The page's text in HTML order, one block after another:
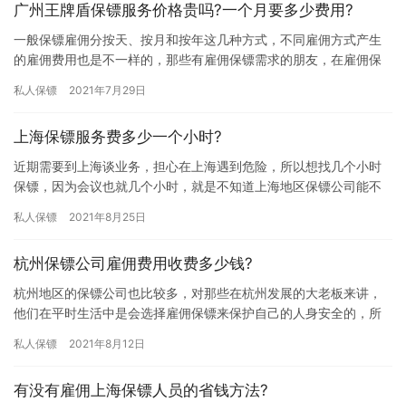
广州王牌盾保镖服务价格贵吗?一个月要多少费用?
一般保镖雇佣分按天、按月和按年这几种方式，不同雇佣方式产生
的雇佣费用也是不一样的，那些有雇佣保镖需求的朋友，在雇佣保
一个…
私人保镖 2021年7月29日
上海保镖服务费多少一个小时?
近期需要到上海谈业务，担心在上海遇到危险，所以想找几个小时
保镖，因为会议也就几个小时，就是不知道上海地区保镖公司能不
的没…
私人保镖 2021年8月25日
杭州保镖公司雇佣费用收费多少钱?
杭州地区的保镖公司也比较多，对那些在杭州发展的大老板来讲，
他们在平时生活中是会选择雇佣保镖来保护自己的人身安全的，所
用收费…
私人保镖 2021年8月12日
有没有雇佣上海保镖人员的省钱方法?